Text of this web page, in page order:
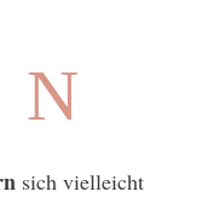
N
sich vielleicht